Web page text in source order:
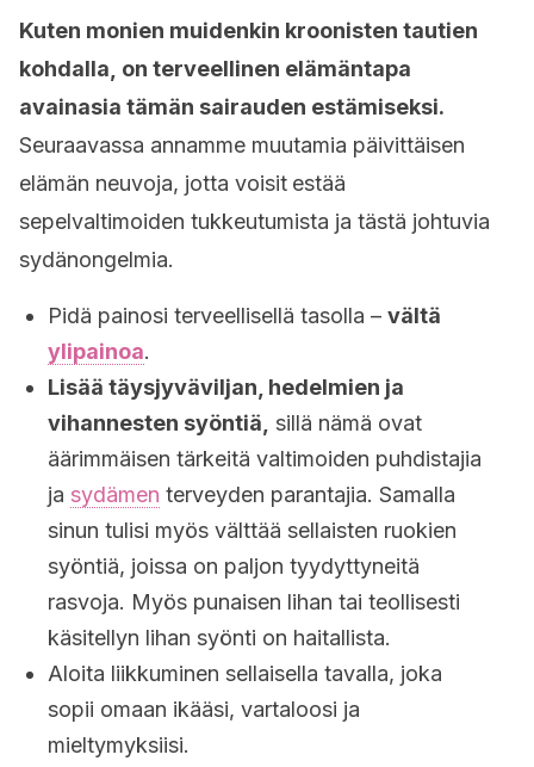
Kuten monien muidenkin kroonisten tautien
kohdalla, on terveellinen elämäntapa
avainasia tämän sairauden estämiseksi.
Seuraavassa annamme muutamia päivittäisen
elämän neuvoja, jotta voisit estää
sepelvaltimoiden tukkeutumista ja tästä johtuvia
sydänongelmia.
Pidä painosi terveellisellä tasolla – vältä
ylipainoa.
Lisää täysjyväviljan, hedelmien ja
vihannesten syöntiä, sillä nämä ovat
äärimmäisen tärkeitä valtimoiden puhdistajia
ja sydämen terveyden parantajia. Samalla
sinun tulisi myös välttää sellaisten ruokien
syöntiä, joissa on paljon tyydyttyneitä
rasvoja. Myös punaisen lihan tai teollisesti
käsitellyn lihan syönti on haitallista.
Aloita liikkuminen sellaisella tavalla, joka
sopii omaan ikääsi, vartaloosi ja
mieltymyksiisi.